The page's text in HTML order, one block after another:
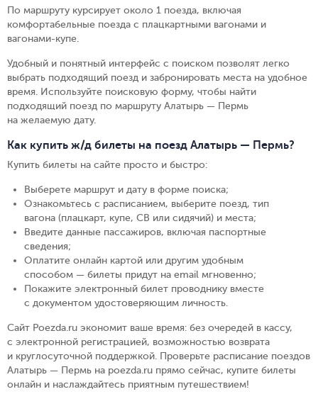
По маршруту курсирует около 1 поезда, включая
комфортабельные поезда с плацкартными вагонами и
вагонами-купе.
Удобный и понятный интерфейс с поиском позволят легко
выбрать подходящий поезд и забронировать места на удобное
время. Используйте поисковую форму, чтобы найти
подходящий поезд по маршруту Алатырь — Пермь
на желаемую дату.
Как купить ж/д билеты на поезд Алатырь — Пермь?
Купить билеты на сайте просто и быстро:
Выберете маршрут и дату в форме поиска;
Ознакомьтесь с расписанием, выберите поезд, тип
вагона (плацкарт, купе, СВ или сидячий) и места;
Введите данные пассажиров, включая паспортные
сведения;
Оплатите онлайн картой или другим удобным
способом — билеты придут на email мгновенно;
Покажите электронный билет проводнику вместе
с документом удостоверяющим личность.
Сайт Poezda.ru экономит ваше время: без очередей в кассу,
с электронной регистрацией, возможностью возврата
и круглосуточной поддержкой. Проверьте расписание поездов
Алатырь — Пермь на poezda.ru прямо сейчас, купите билеты
онлайн и наслаждайтесь приятным путешествием!